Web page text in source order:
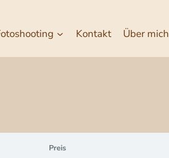
Kontakt Über mich
Preis